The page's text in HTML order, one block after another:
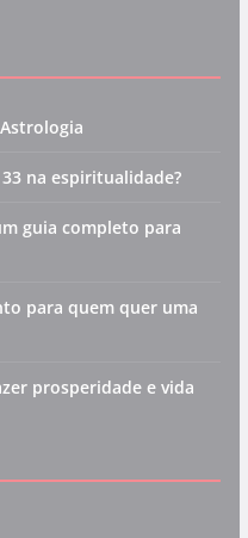
na espiritualidade?
guia completo para
para quem quer uma
prosperidade e vida